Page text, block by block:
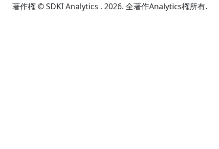
著作権 © SDKI Analytics . 2026. 全著作Analytics権所有.